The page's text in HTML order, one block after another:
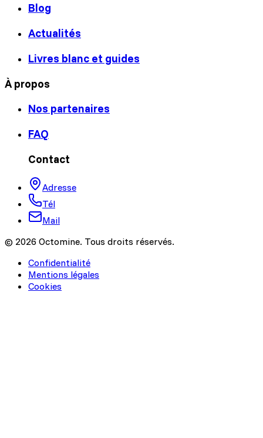
Blog
Actualités
Livres blanc et guides
À propos
Nos partenaires
FAQ
Contact
Adresse
Tél
Mail
© 2026 Octomine. Tous droits réservés.
Confidentialité
Mentions légales
Cookies